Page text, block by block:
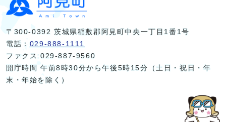
〒300-0392 茨城県稲敷郡阿見町中央一丁目1番1号
電話： 029-888-1111
ファクス:029-887-9560
開庁時間 午前8時30分から午後5時15分（土日・祝日・年
末・年始を除く）